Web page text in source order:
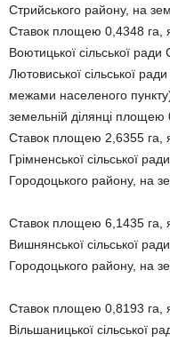
Стрийського району, на
Ставок площею 0,4348 га,
Воютицької сільської
Лютовиської сільської
межами населеного
земельній ділянці площею
Ставок площею 2,6355 га,
Грімненської сільської
Городоцького району, на
Ставок площею 6,1435 га,
Вишнянської сільської
Городоцького району, на
Ставок площею 0,8193 га,
Вільшаницької сільської